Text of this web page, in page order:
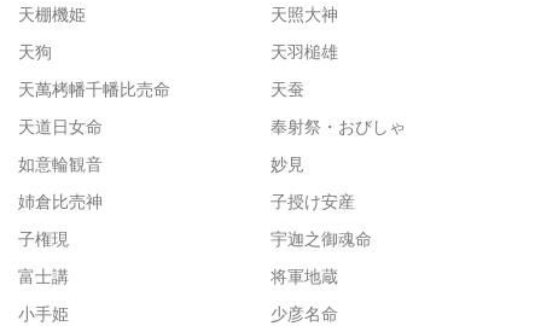
天棚機姫
天照大神
天狗
天羽槌雄
天萬栲幡千幡比売命
天蚕
天道日女命
奉射祭・おびしゃ
如意輪観音
妙見
姉倉比売神
子授け安産
子権現
宇迦之御魂命
富士講
将軍地蔵
小手姫
少彦名命